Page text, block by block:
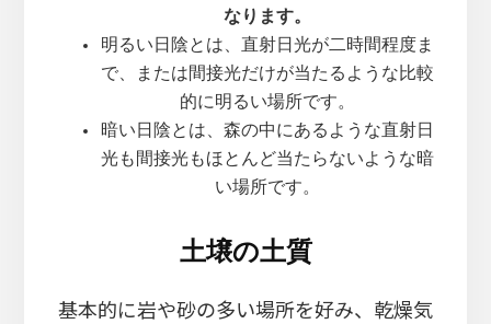
なります。
明るい日陰とは、直射日光が二時間程度ま
で、または間接光だけが当たるような比較
的に明るい場所です。
暗い日陰とは、森の中にあるような直射日
光も間接光もほとんど当たらないような暗
い場所です。
土壌の土質
基本的に岩や砂の多い場所を好み、乾燥気